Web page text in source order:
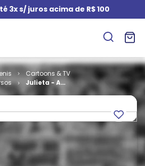
3x s/ juros acima de R$ 100
Cartoons & TV
Julieta - A
12